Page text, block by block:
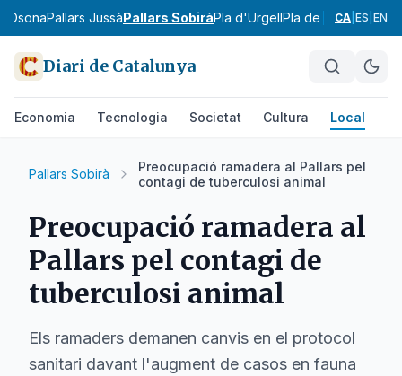
OsonaPallars JussàPallars SobiràPla d'UrgellPla de l'Estany
CA ES EN
Diari de Catalunya
Economia Tecnologia Societat Cultura Local
Pallars Sobirà
Preocupació ramadera al Pallars pel
contagi de tuberculosi animal
Preocupació ramadera al
Pallars pel contagi de
tuberculosi animal
Els ramaders demanen canvis en el protocol
sanitari davant l'augment de casos en fauna